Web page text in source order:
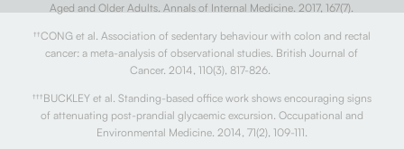
Aged and Older Adults. Annals of Internal Medicine. 2017, 167(7).
††CONG et al. Association of sedentary behaviour with colon and rectal
cancer: a meta-analysis of observational studies. British Journal of
Cancer. 2014, 110(3), 817-826.
†††BUCKLEY et al. Standing-based office work shows encouraging signs
of attenuating post-prandial glycaemic excursion. Occupational and
Environmental Medicine. 2014, 71(2), 109-111.